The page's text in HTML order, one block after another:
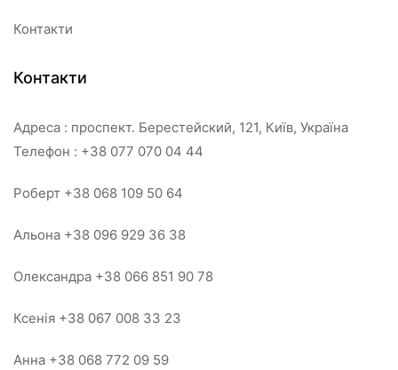
Контакти
Контакти
Адреса : проспект. Берестейский, 121, Київ, Україна
Телефон : +38 077 070 04 44
Роберт +38 068 109 50 64
Альона +38 096 929 36 38
Олександра +38 066 851 90 78
Ксенія +38 067 008 33 23
Анна +38 068 772 09 59